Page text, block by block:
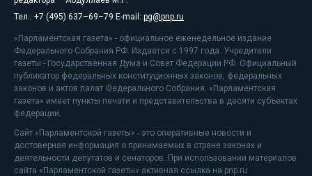
Тел.: +7 (495) 637–69–79 E-mail: pg@pnp.ru
«Парламентская газета» - официальное еженедельное издание
Федерального Собрания РФ. Издается с 1997 года. Учредители
газеты - Государственная Дума и Совет Федерации РФ. Официальный
публикатор федеральных конституционных законов, федеральных
законов и актов палат Федерального Собрания. «Парламентская
газета» имеет пункты печати и представительства в десяти субъектах
федерации.
Сайт «Парламентской газеты» - это оперативные новости и
достоверная информация о принимаемых в стране законах и
деятельности депутатов и сенаторов. При использовании материалов
сайта «Парламентской газеты» активная ссылка на pnp.ru